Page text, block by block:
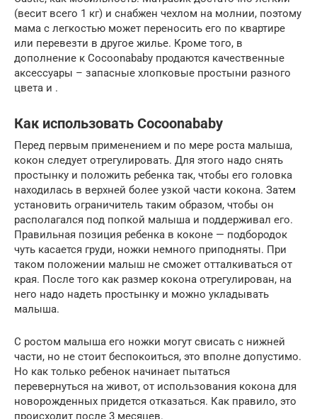
(весит всего 1 кг) и снабжен чехлом на молнии, поэтому
мама с легкостью может переносить его по квартире
или перевезти в другое жилье. Кроме того, в
дополнение к Cocoonababy продаются качественные
аксессуары – запасные хлопковые простыни разного
цвета и .
Как использовать Cocoonababy
Перед первым применением и по мере роста малыша,
кокон следует отрегулировать. Для этого надо снять
простынку и положить ребенка так, чтобы его головка
находилась в верхней более узкой части кокона. Затем
установить ограничитель таким образом, чтобы он
располагался под попкой малыша и поддерживал его.
Правильная позиция ребенка в коконе — подбородок
чуть касается груди, ножки немного приподняты. При
таком положении малыш не сможет отталкиваться от
края. После того как размер кокона отрегулирован, на
него надо надеть простынку и можно укладывать
малыша.
С ростом малыша его ножки могут свисать с нижней
части, но не стоит беспокоиться, это вполне допустимо.
Но как только ребенок начинает пытаться
перевернуться на живот, от использования кокона для
новорожденных придется отказаться. Как правило, это
происходит после 3 месяцев.